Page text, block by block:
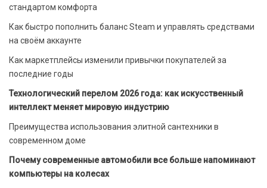
стандартом комфорта
Как быстро пополнить баланс Steam и управлять средствами
на своём аккаунте
Как маркетплейсы изменили привычки покупателей за
последние годы
Технологический перелом 2026 года: как искусственный
интеллект меняет мировую индустрию
Преимущества использования элитной сантехники в
современном доме
Почему современные автомобили все больше напоминают
компьютеры на колесах